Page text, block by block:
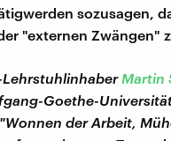
sozusagen,
"externen Zwängen"
Martin
Goethe-
der Arbeit,